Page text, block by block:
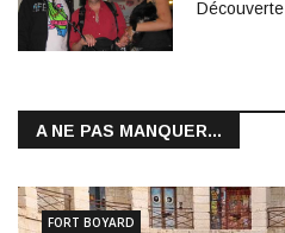
Découverte
A NE PAS MANQUER...
FORT BOYARD